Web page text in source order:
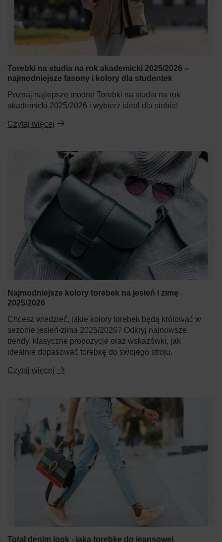
Torebki na studia na rok akademicki 2025/2026 –
najmodniejsze fasony i kolory dla studentek
Poznaj najlepsze modne Torebki na studia na rok
akademicki 2025/2026 i wybierz ideał dla siebie!
Czytaj więcej
Najmodniejsze kolory torebek na jesień i zimę
2025/2026
Chcesz wiedzieć, jakie kolory torebek będą królować w
sezonie jesień-zima 2025/2026? Odkryj najnowsze
trendy, klasyczne propozycje oraz wskazówki, jak
idealnie dopasować torebkę do swojego stroju.
Czytaj więcej
Total denim look - jaką torebkę do jeansowej